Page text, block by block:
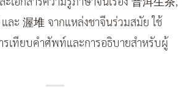
ละ 渥堆 จากแหล่งชาจีนร่วมสมัย ใช้
รเทียบคำศัพท์และการอธิบายสำหรับผู้